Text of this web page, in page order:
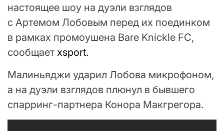
настоящее шоу на дуэли взглядов
с Артемом Лобовым перед их поединком
в рамках промоушена Bare Knickle FC,
сообщает xsport.
Малиньяджи ударил Лобова микрофоном,
а на дуэли взглядов плюнул в бывшего
спарринг-партнера Конора Макгрегора.